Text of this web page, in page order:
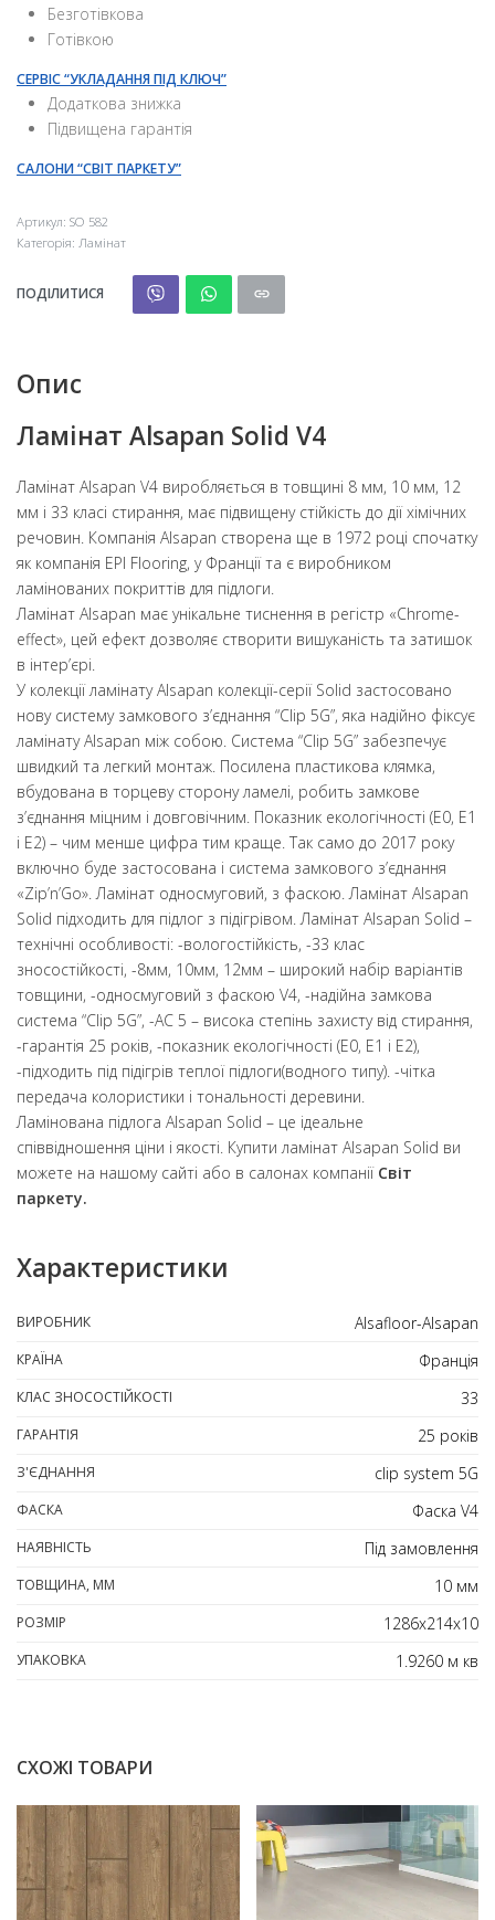
Безготівкова
Готівкою
СЕРВІС “УКЛАДАННЯ ПІД КЛЮЧ”
Додаткова знижка
Підвищена гарантія
САЛОНИ “СВІТ ПАРКЕТУ”
Артикул: SO 582
Категорія: Ламінат
ПОДІЛИТИСЯ
Опис
Ламінат Alsapan Solid V4
Ламінат Alsapan V4 виробляється в товщині 8 мм, 10 мм, 12
мм і 33 класі стирання, має підвищену стійкість до дії хімічних
речовин. Компанія Alsapan створена ще в 1972 році спочатку
як компанія EPI Flooring, у Франції та є виробником
ламінованих покриттів для підлоги.
Ламінат Alsapan має унікальне тиснення в регістр «Chrome-
effect», цей ефект дозволяє створити вишуканість та затишок
в інтер’єрі.
У колекції ламінату Alsapan колекції-серії Solid застосовано
нову систему замкового з’єднання “Clip 5G”, яка надійно фіксує
ламінату Alsapan між собою. Система “Clip 5G” забезпечує
швидкий та легкий монтаж. Посилена пластикова клямка,
вбудована в торцеву сторону ламелі, робить замкове
з’єднання міцним і довговічним. Показник екологічності (E0, E1
і E2) – чим менше цифра тим краще. Так само до 2017 року
включно буде застосована і система замкового з’єднання
«Zip’n’Go». Ламінат односмуговий, з фаскою. Ламінат Alsapan
Solid підходить для підлог з підігрівом. Ламінат Alsapan Solid –
технічні особливості: -вологостійкість, -33 клас
зносостійкості, -8мм, 10мм, 12мм – широкий набір варіантів
товщини, -односмуговий з фаскою V4, -надійна замкова
система “Clip 5G”, -АС 5 – висока степінь захисту від стирання,
-гарантія 25 років, -показник екологічності (E0, E1 і E2),
-підходить під підігрів теплої підлоги(водного типу). -чітка
передача колористики і тональності деревини.
Ламінована підлога Alsapan Solid – це ідеальне
співвідношення ціни і якості. Купити ламінат Alsapan Solid ви
можете на нашому сайті або в салонах компанії Світ
паркету.
Характеристики
ВИРОБНИК Alsafloor-Alsapan
КРАЇНА Франція
КЛАС ЗНОСОСТІЙКОСТІ 33
ГАРАНТІЯ 25 років
З'ЄДНАННЯ clip system 5G
ФАСКА Фаска V4
НАЯВНІСТЬ Під замовлення
ТОВЩИНА, ММ 10 мм
РОЗМІР 1286х214х10
УПАКОВКА 1.9260 м кв
СХОЖІ ТОВАРИ